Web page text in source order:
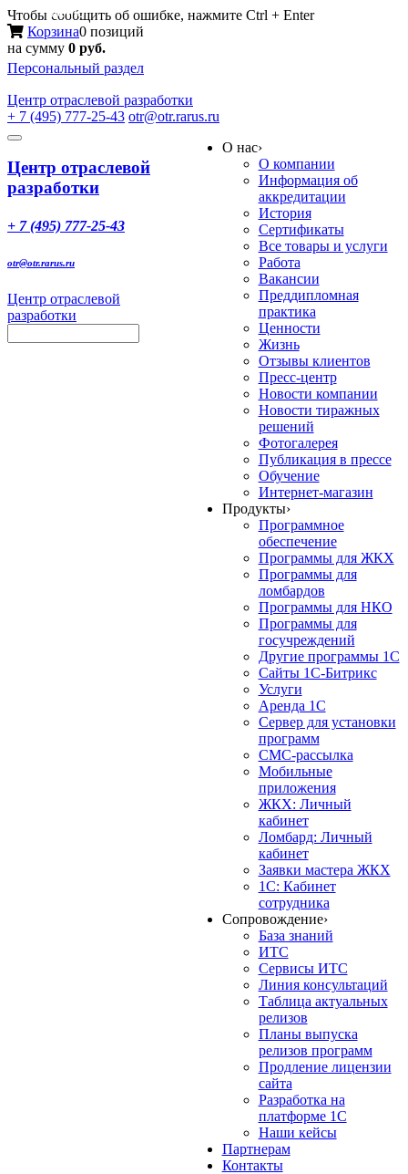
Чтобы сообщить об ошибке, нажмите Ctrl + Enter
Корзина0 позиций
на сумму 0 руб.
Персональный раздел
Центр отраслевой разработки
+ 7 (495) 777-25-43 otr@otr.rarus.ru
Toggle
Меню
Центр отраслевой
разработки
+ 7 (495) 777-25-43
otr@otr.rarus.ru
Центр отраслевой
разработки
О нас›
О компании
Информация об
аккредитации
История
Сертификаты
Все товары и услуги
Работа
Вакансии
Преддипломная
практика
Ценности
Жизнь
Отзывы клиентов
Пресс-центр
Новости компании
Новости тиражных
решений
Фотогалерея
Публикация в прессе
Обучение
Интернет-магазин
Продукты›
Программное
обеспечение
Программы для ЖКХ
Программы для
ломбардов
Программы для НКО
Программы для
госучреждений
Другие программы 1С
Сайты 1С-Битрикс
Услуги
Аренда 1С
Сервер для установки
программ
СМС-рассылка
Мобильные
приложения
ЖКХ: Личный
кабинет
Ломбард: Личный
кабинет
Заявки мастера ЖКХ
1С: Кабинет
сотрудника
Сопровождение›
База знаний
ИТС
Сервисы ИТС
Линия консультаций
Таблица актуальных
релизов
Планы выпуска
релизов программ
Продление лицензии
сайта
Разработка на
платформе 1С
Наши кейсы
Партнерам
Контакты